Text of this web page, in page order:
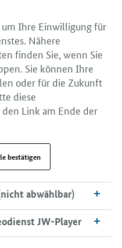
Ihre Einwilligung für
Nähere
finden Sie, wenn Sie
Sie können Ihre
oder für die Zukunft
diese
Link am Ende der
bestätigen
abwählbar)
abwählbar)
JW-Player
JW-Player